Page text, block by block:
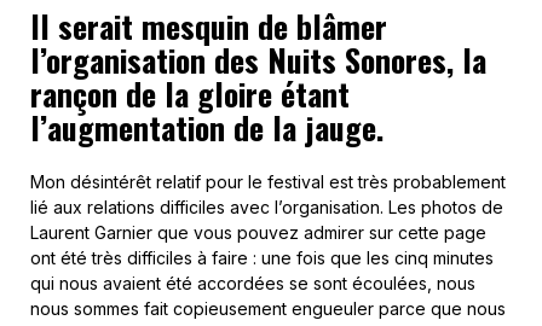
Il serait mesquin de blâmer
l’organisation des Nuits Sonores, la
rançon de la gloire étant
l’augmentation de la jauge.
Mon désintérêt relatif pour le festival est très probablement
lié aux relations difficiles avec l’organisation. Les photos de
Laurent Garnier que vous pouvez admirer sur cette page
ont été très difficiles à faire : une fois que les cinq minutes
qui nous avaient été accordées se sont écoulées, nous
nous sommes fait copieusement engueuler parce que nous